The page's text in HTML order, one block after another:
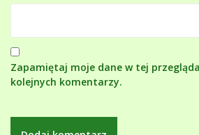
Zapamiętaj moje dane w tej
kolejnych komentarzy.